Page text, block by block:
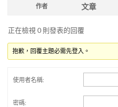
作者 文章
正在檢視 0 則發表的回覆
抱歉，回覆主題必需先登入。
使用者名稱:
密碼: